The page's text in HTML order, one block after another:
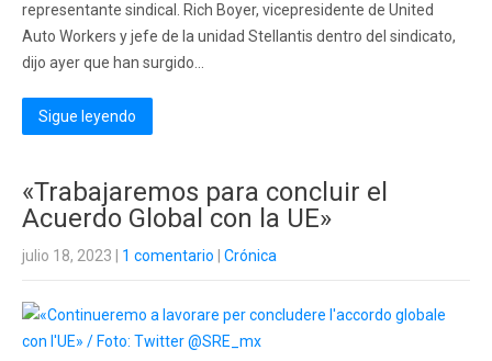
representante sindical. Rich Boyer, vicepresidente de United
Auto Workers y jefe de la unidad Stellantis dentro del sindicato,
dijo ayer que han surgido...
Sigue leyendo
«Trabajaremos para concluir el
Acuerdo Global con la UE»
julio 18, 2023 1 comentario Crónica